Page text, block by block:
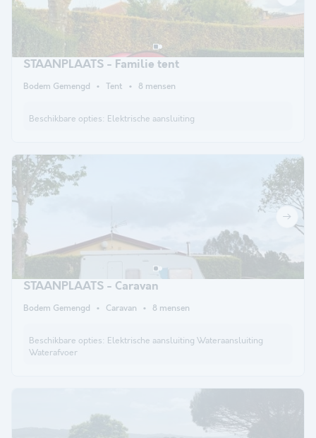
STAANPLAATS - Familie tent
Bodem Gemengd Tent 8 mensen
Beschikbare opties: Elektrische aansluiting
STAANPLAATS - Caravan
Bodem Gemengd Caravan 8 mensen
Beschikbare opties: Elektrische aansluiting Wateraansluiting
Waterafvoer